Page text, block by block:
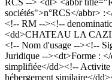
sociétés">n°RCS</abbr>
<!-- RM --><!--
<dd>CHATEAU LA
<!-- Nom d'usage --><!--
Juridique --><dt>Forme :
simplifiée</dd><!--
hébergement similaire</